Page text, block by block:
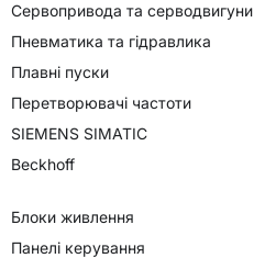
Сервопривода та серводвигуни
Пневматика та гідравлика
Плавні пуски
Перетворювачі частоти
SIEMENS SIMATIC
Beckhoff
Блоки живлення
Панелі керування